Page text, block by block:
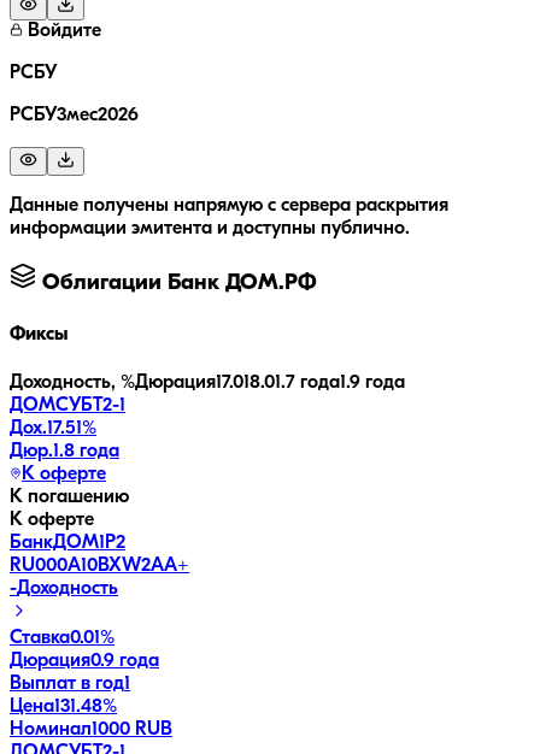
Войдите
РСБУ
РСБУ3мес2026
Данные получены напрямую с сервера раскрытия
информации эмитента и доступны публично.
Облигации Банк ДОМ.РФ
Фиксы
Доходность, %Дюрация17.018.01.7 года1.9 года
ДОМСУБТ2-1
Дох.17.51%
Дюр.1.8 года
К оферте
К погашению
К оферте
БанкДОМ1P2
RU000A10BXW2AA+
-Доходность
Ставка0.01%
Дюрация0.9 года
Выплат в год1
Цена131.48%
Номинал1000 RUB